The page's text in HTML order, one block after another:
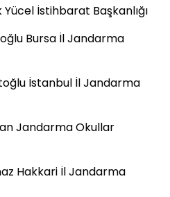
İstihbarat Başkanlığı
Bursa İl Jandarma
İstanbul İl Jandarma
Jandarma Okullar
Hakkari İl Jandarma